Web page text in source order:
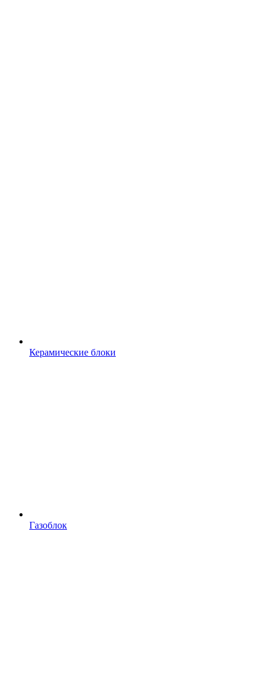
Керамические блоки
Газоблок